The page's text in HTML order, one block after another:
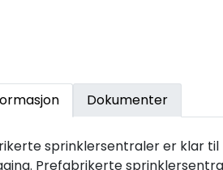
Dokumenter
sprinklersentraler er klar
Prefabrikerte